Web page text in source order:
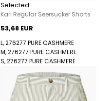
Selected
Karl Regular Seersucker Shorts
53,68 EUR
L, 276277 PURE CASHMERE
M, 276277 PURE CASHMERE
S, 276277 PURE CASHMERE